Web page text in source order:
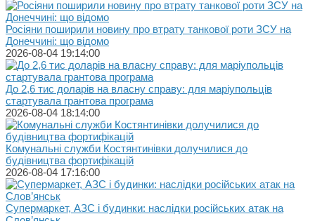
Росіяни поширили новину про втрату танкової роти ЗСУ на
Донеччині: що відомо
2026-08-04 19:14:00
До 2,6 тис доларів на власну справу: для маріупольців
стартувала грантова програма
2026-08-04 18:14:00
Комунальні служби Костянтинівки долучилися до
будівництва фортифікацій
2026-08-04 17:16:00
Супермаркет, АЗС і будинки: наслідки російських атак на